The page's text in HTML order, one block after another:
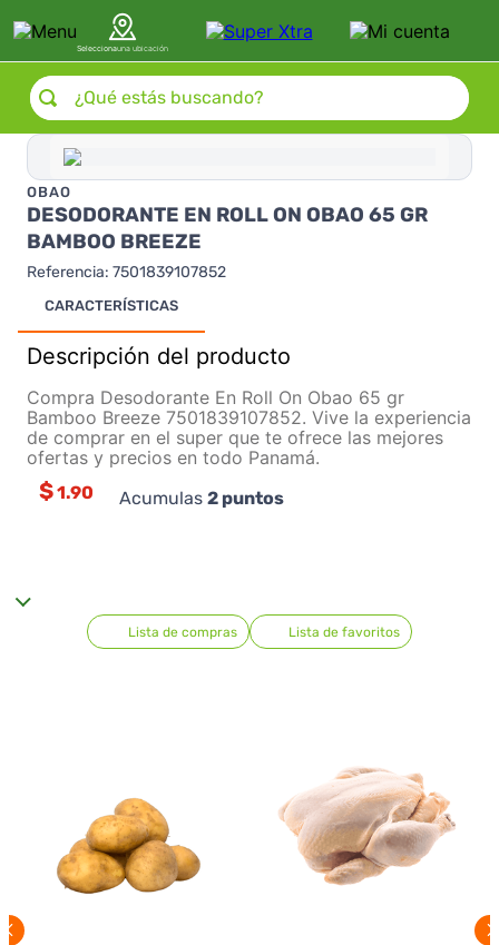
Seleccionauna ubicación
¿Qué estás buscando?
OBAO
DESODORANTE EN ROLL ON OBAO 65 GR
BAMBOO BREEZE
Referencia: 7501839107852
CARACTERÍSTICAS
Descripción del producto
Compra Desodorante En Roll On Obao 65 gr
Bamboo Breeze 7501839107852. Vive la experiencia
de comprar en el super que te ofrece las mejores
ofertas y precios en todo Panamá.
$1.90 Acumulas 2puntos
Lista de compras Lista de favoritos